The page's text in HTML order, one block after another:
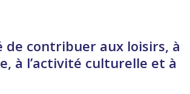
de contribuer aux loisirs, à
à l’activité culturelle et à